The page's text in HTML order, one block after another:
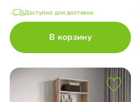
Доступно для доставки
В корзину